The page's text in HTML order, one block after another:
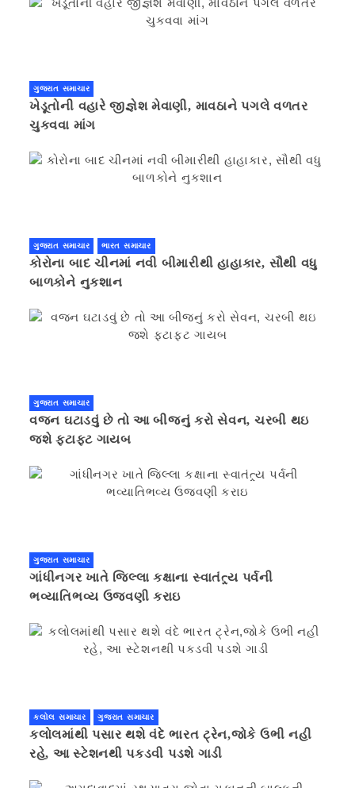
ગુજરાત સમાચાર
ખેડૂતોની વહારે જીજ્ઞેશ મેવાણી, માવઠાને પગલે વળતર
ચુકવવા માંગ
ગુજરાત સમાચાર ભારત સમાચાર
કોરોના બાદ ચીનમાં નવી બીમારીથી હાહાકાર, સૌથી વધુ
બાળકોને નુકશાન
ગુજરાત સમાચાર
વજન ઘટાડવું છે તો આ બીજનું કરો સેવન, ચરબી થઇ
જશે ફટાફટ ગાયબ
ગુજરાત સમાચાર
ગાંધીનગર ખાતે જિલ્લા કક્ષાના સ્વાતંત્ર્ય પર્વની
ભવ્યાતિભવ્ય ઉજવણી કરાઇ
કલોલ સમાચાર ગુજરાત સમાચાર
કલોલમાંથી પસાર થશે વંદે ભારત ટ્રેન,જોકે ઉભી નહી
રહે, આ સ્ટેશનથી પકડવી પડશે ગાડી